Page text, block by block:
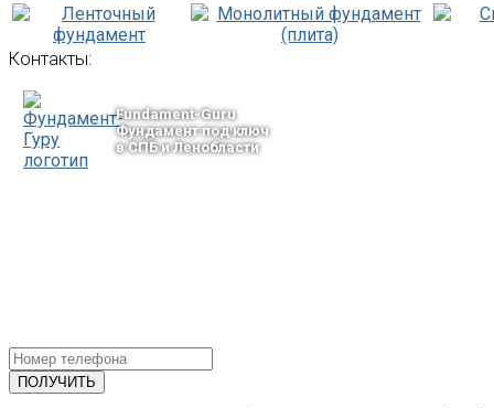
Контакты:
Fundament-Guru
Фундамент под ключ
в СПБ и Ленобласти